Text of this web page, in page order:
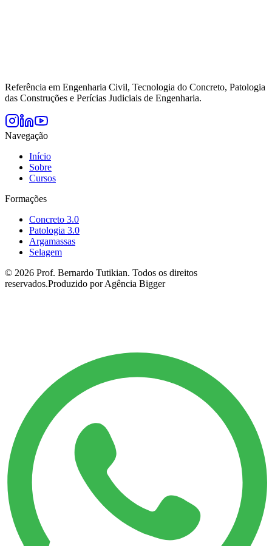
Referência em Engenharia Civil, Tecnologia do Concreto, Patologia
das Construções e Perícias Judiciais de Engenharia.
Navegação
Início
Sobre
Cursos
Formações
Concreto 3.0
Patologia 3.0
Argamassas
Selagem
© 2026 Prof. Bernardo Tutikian. Todos os direitos
reservados.Produzido por Agência Bigger